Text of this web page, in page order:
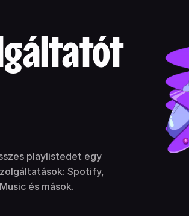
playlistedet egy
Spotify,
és mások.